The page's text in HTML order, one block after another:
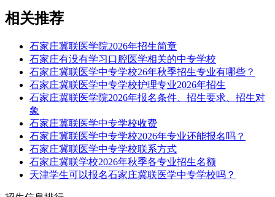
相关推荐
石家庄冀联医学院2026年招生简章
石家庄有没有学习口腔医学相关的中专学校
石家庄冀联医学中专学校26年秋季招生专业有哪些？
石家庄冀联医学中专学校护理专业2026年招生
石家庄冀联医学院2026年报名条件、招生要求、招生对
象
石家庄冀联医学中专学校收费
石家庄冀联医学中专学校2026年专业还能报名吗？
石家庄冀联医学中专学校联系方式
石家庄冀联学校2026年秋季各专业招生名额
天津学生可以报名石家庄冀联医学中专学校吗？